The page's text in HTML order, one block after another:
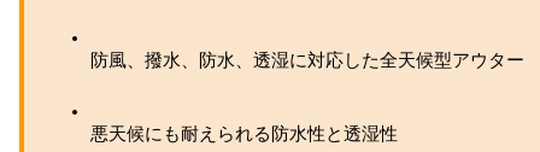
防風、撥水、防水、透湿に対応した全天候型アウター
悪天候にも耐えられる防水性と透湿性